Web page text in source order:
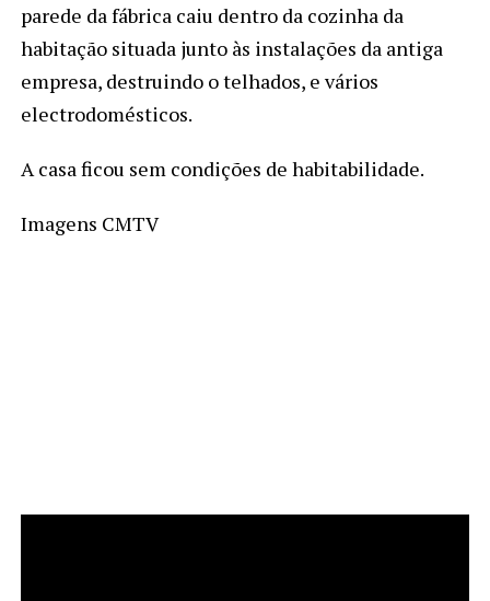
parede da fábrica caiu dentro da cozinha da
habitação situada junto às instalações da antiga
empresa, destruindo o telhados, e vários
electrodomésticos.
A casa ficou sem condições de habitabilidade.
Imagens CMTV